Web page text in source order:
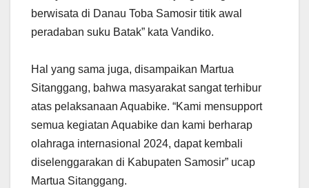
berwisata di Danau Toba Samosir titik awal
peradaban suku Batak” kata Vandiko.
Hal yang sama juga, disampaikan Martua
Sitanggang, bahwa masyarakat sangat terhibur
atas pelaksanaan Aquabike. “Kami mensupport
semua kegiatan Aquabike dan kami berharap
olahraga internasional 2024, dapat kembali
diselenggarakan di Kabupaten Samosir” ucap
Martua Sitanggang.